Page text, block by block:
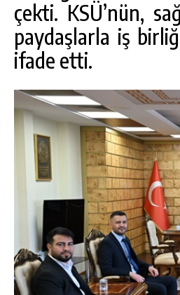
çekti. KSÜ’nün,
paydaşlarla iş
ifade etti.